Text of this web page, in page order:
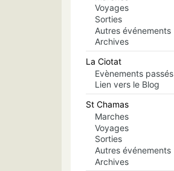
Voyages
Sorties
Autres événements
Archives
La Ciotat
Evènements passés
Lien vers le Blog
St Chamas
Marches
Voyages
Sorties
Autres événements
Archives